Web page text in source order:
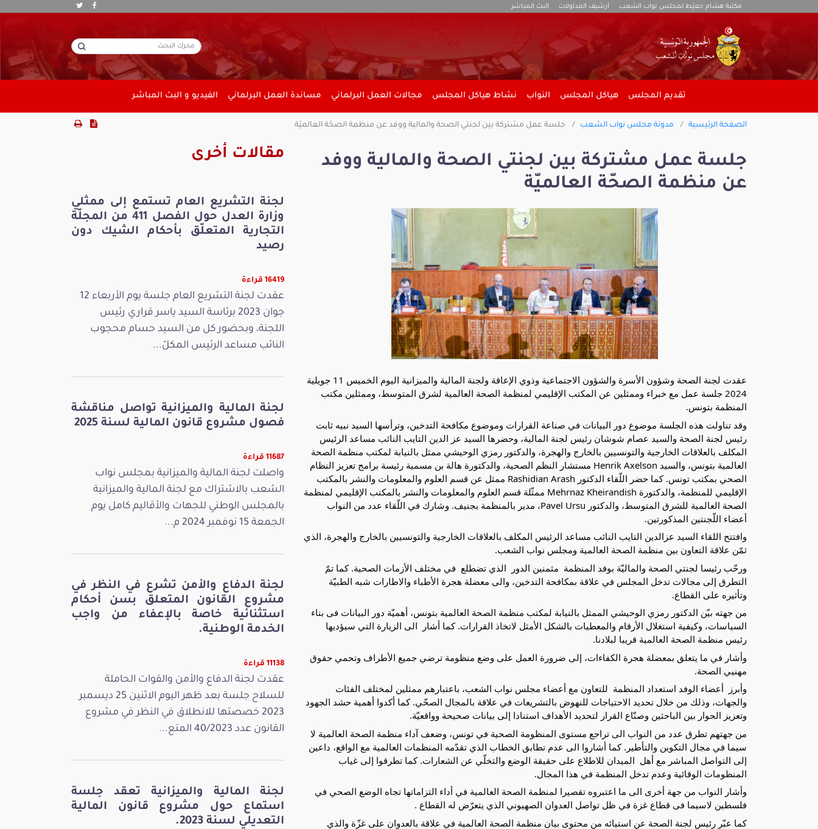
مكتبة هشام جعيّط لمجلس نواب الشعب أرشيف المداولات البث المباشر
تقديم المجلس هياكل المجلس النواب نشاط هياكل المجلس مجالات العمل البرلماني مساندة العمل البرلماني الفيديو و البث المباشر
الصفحة الرئيسية مدونة مجلس نواب الشعب جلسة عمل مشتركة بين لجنتي الصحة والمالية ووفد عن منظمة الصحّة العالميّة
جلسة عمل مشتركة بين لجنتي الصحة والمالية ووفد
عن منظمة الصحّة العالميّة
المنظمة بتونس.
رئيس لجنة الصحة والسيد عصام شوشان رئيس لجنة المالية، وحضرها السيد عز الدين
أعضاء اللّجنتين المذكورتين.
ثمّن علاقة التعاون بين منظمة الصحة العالمية ومجلس نواب الشعب.
وتأثيره على القطاع.
رئيس منظمة الصحة العالمية قريبا لبلادنا.
مهنيي الصحة.
وتعزيز الحوار بين الباحثين وصنّاع القرار لتحديد الأهداف استنادا إلى بيانات صحيحة وواقعيّة.
المنظومات الوقائية وعدم تدخل المنظمة في هذا المجال.
فلسطين لاسيما فى قطاع غزة في ظل تواصل العدوان الصهيوني الذي يتعرّض له القطاع .
مقالات أخرى
لجنة التشريع العام تستمع إلى ممثلي
وزارة العدل حول الفصل 411 من المجلّة
التجارية المتعلّق بأحكام الشيك دون
رصيد
16419 قراءة
عقدت لجنة التشريع العام جلسة يوم الأربعاء 12
جوان 2023 برئاسة السيد ياسر قراري رئيس
اللجنة، وبحضور كل من السيد حسام محجوب
النائب مساعد الرئيس المكلّ...
لجنة المالية والميزانية تواصل مناقشة
فصول مشروع قانون المالية لسنة 2025
11687 قراءة
واصلت لجنة المالية والميزانية بمجلس نواب
الشعب بالاشتراك مع لجنة المالية والميزانية
بالمجلس الوطني للجهات والأقاليم كامل يوم
الجمعة 15 نوفمبر 2024 م...
لجنة الدفاع والأمن تشرع في النظر في
مشروع القانون المتعلق بسن أحكام
استثنائية خاصة بالإعفاء من واجب
الخدمة الوطنية.
11138 قراءة
عقدت لجنة الدفاع والأمن والقوات الحاملة
للسلاح جلسة بعد ظهر اليوم الاثنين 25 ديسمبر
2023 خصصتها للانطلاق في النظر في مشروع
القانون عدد 40/2023 المتع...
لجنة المالية والميزانية تعقد جلسة
استماع حول مشروع قانون المالية
التعديلي لسنة 2023.